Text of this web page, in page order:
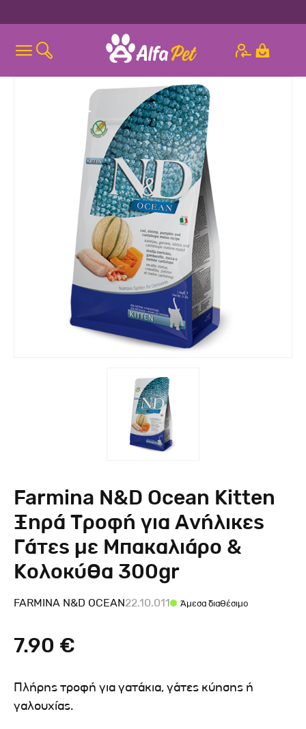
Farmina N&D Ocean Kitten
Ξηρά Τροφή για Ανήλικες
Γάτες με Μπακαλιάρο &
Κολοκύθα 300gr
FARMINA N&D OCEAN22.10.011 Άμεσα διαθέσιμο
7.90 €
Πλήρης τροφή για γατάκια, γάτες κύησης ή
γαλουχίας.